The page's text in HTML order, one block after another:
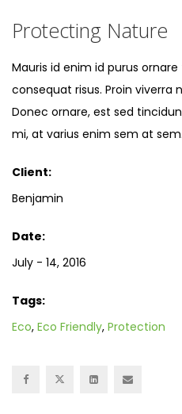
Protecting Nature
Mauris id enim id purus
consequat risus. Proin viverra
Donec ornare, est sed
mi, at varius enim sem at sem.
Client:
Benjamin
Date:
July - 14, 2016
Tags:
Eco, Eco Friendly, Protection